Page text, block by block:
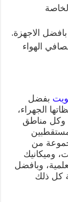
الاجهزة.
الهواء
بفضل
الجهراء،
وكل مناطق
من
وميكانيك
وبافضل
كل ذلك